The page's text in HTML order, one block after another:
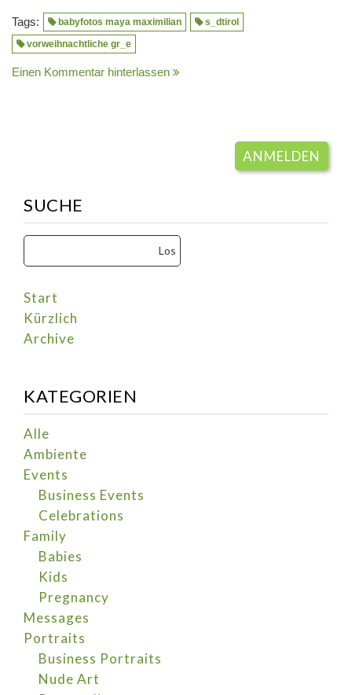
Tags: babyfotos maya maximilian
s_dtirol
vorweihnachtliche gr_e
Einen Kommentar hinterlassen
ANMELDEN
SUCHE
Start
Kürzlich
Archive
KATEGORIEN
Alle
Ambiente
Events
Business Events
Celebrations
Family
Babies
Kids
Pregnancy
Messages
Portraits
Business Portraits
Nude Art